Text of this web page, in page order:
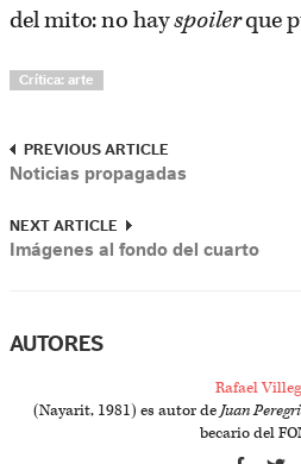
del mito: no hayspoilerque
Crítica: arte
PREVIOUS ARTICLE
Noticias propagadas
NEXT ARTICLE
Imágenes al fondo del cuarto
AUTORES
Rafael
(Nayarit, 1981) es autor deJuan
becario del